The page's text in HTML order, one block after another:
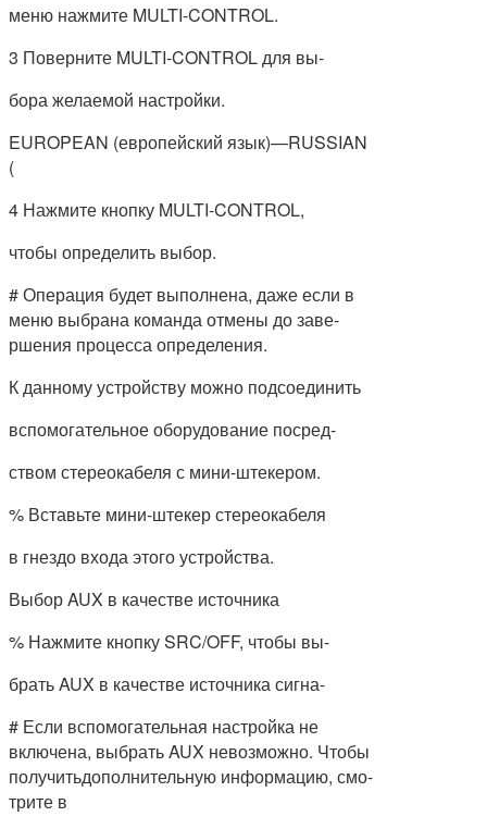
меню нажмите MULTI-CONTROL.
3 Поверните MULTI-CONTROL для вы-
бора желаемой настройки.
EUROPEAN (европейский язык)—RUSSIAN
(
4 Нажмите кнопку MULTI-CONTROL,
чтобы определить выбор.
# Операция будет выполнена, даже если в
меню выбрана команда отмены до заве-
ршения процесса определения.
К данному устройству можно подсоединить
вспомогательное оборудование посред-
ством стереокабеля с мини-штекером.
% Вставьте мини-штекер стереокабеля
в гнездо входа этого устройства.
Выбор AUX в качестве источника
% Нажмите кнопку SRC/OFF, чтобы вы-
брать AUX в качестве источника сигна-
# Если вспомогательная настройка не
включена, выбрать AUX невозможно. Чтобы
получитьдополнительную информацию, смо-
трите в